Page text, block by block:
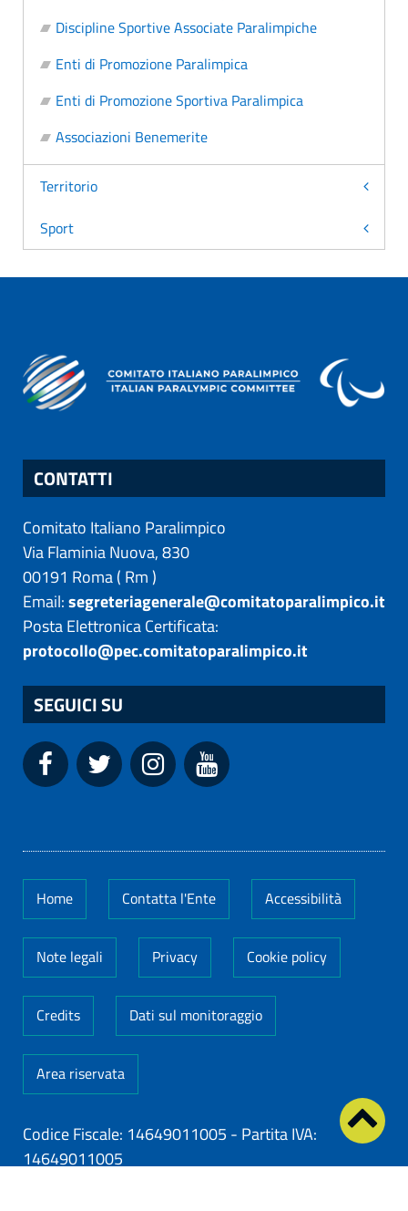
Discipline Sportive Associate Paralimpiche
Enti di Promozione Paralimpica
Enti di Promozione Sportiva Paralimpica
Associazioni Benemerite
Territorio
Sport
CONTATTI
Comitato Italiano Paralimpico
Via Flaminia Nuova, 830
00191 Roma( Rm)
Email:segreteriagenerale@comitatoparalimpico.it
Posta Elettronica Certificata:
protocollo@pec.comitatoparalimpico.it
SEGUICI SU
Home Contatta l'Ente Accessibilità
Note legali Privacy Cookie policy
Credits Dati sul monitoraggio
Area riservata
Codice Fiscale: 14649011005 - Partita IVA:
14649011005